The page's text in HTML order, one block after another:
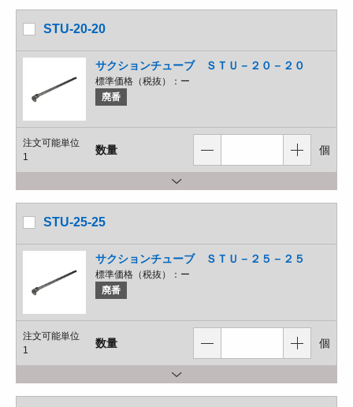
STU-20-20
サクションチューブ ＳＴＵ－２０－２０
標準価格（税抜）： ー
廃番
注文可能単位
1
数量 個
STU-25-25
サクションチューブ ＳＴＵ－２５－２５
標準価格（税抜）： ー
廃番
注文可能単位
1
数量 個